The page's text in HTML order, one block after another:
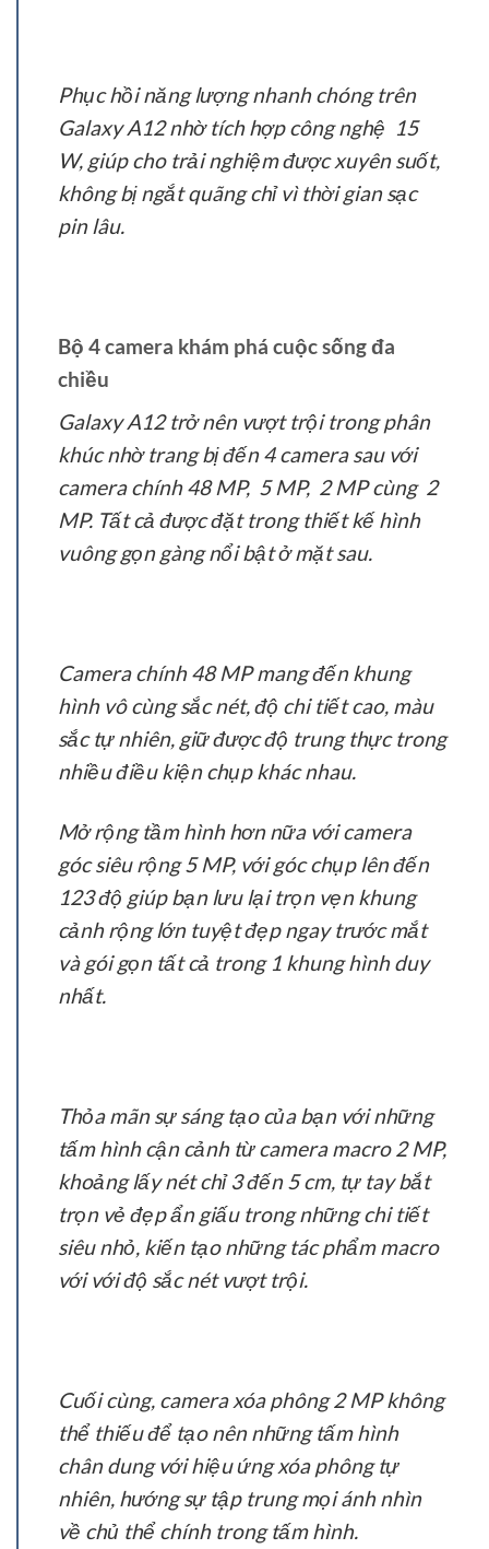
Phục hồi năng lượng nhanh chóng trên
Galaxy A12 nhờ tích hợp công nghệ 15
W, giúp cho trải nghiệm được xuyên suốt,
không bị ngắt quãng chỉ vì thời gian sạc
pin lâu.
Bộ 4 camera khám phá cuộc sống đa
chiều
Galaxy A12 trở nên vượt trội trong phân
khúc nhờ trang bị đến 4 camera sau với
camera chính 48 MP, 5 MP, 2 MP cùng 2
MP. Tất cả được đặt trong thiết kế hình
vuông gọn gàng nổi bật ở mặt sau.
Camera chính 48 MP mang đến khung
hình vô cùng sắc nét, độ chi tiết cao, màu
sắc tự nhiên, giữ được độ trung thực trong
nhiều điều kiện chụp khác nhau.
Mở rộng tầm hình hơn nữa với camera
góc siêu rộng 5 MP, với góc chụp lên đến
123 độ giúp bạn lưu lại trọn vẹn khung
cảnh rộng lớn tuyệt đẹp ngay trước mắt
và gói gọn tất cả trong 1 khung hình duy
nhất.
Thỏa mãn sự sáng tạo của bạn với những
tấm hình cận cảnh từ camera macro 2 MP,
khoảng lấy nét chỉ 3 đến 5 cm, tự tay bắt
trọn vẻ đẹp ẩn giấu trong những chi tiết
siêu nhỏ, kiến tạo những tác phẩm macro
với với độ sắc nét vượt trội.
Cuối cùng, camera xóa phông 2 MP không
thể thiếu để tạo nên những tấm hình
chân dung với hiệu ứng xóa phông tự
nhiên, hướng sự tập trung mọi ánh nhìn
về chủ thể chính trong tấm hình.